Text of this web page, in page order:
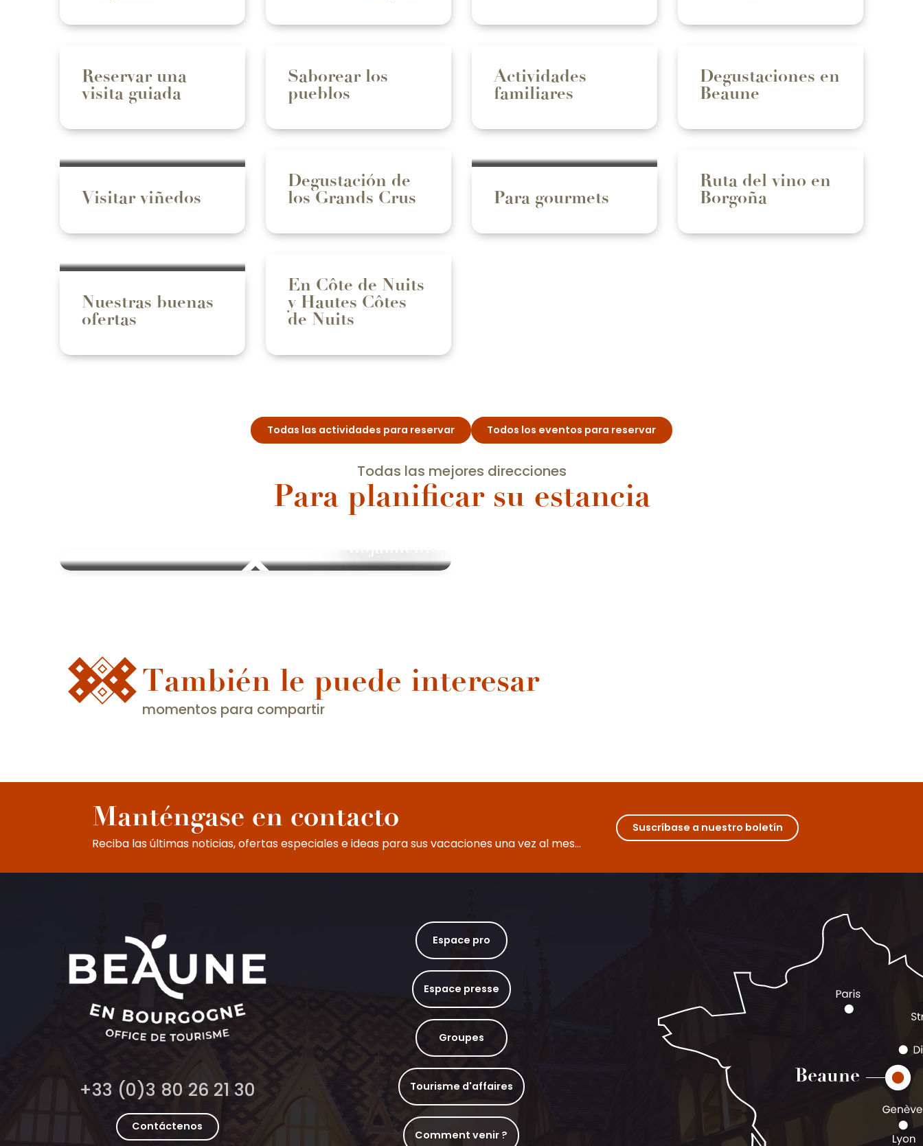
Reservar una
visita guiada
Saborear los
pueblos
Actividades
familiares
Degustaciones en
Beaune
Visitar viñedos
Degustación de
los Grands Crus
Para gourmets
Ruta del vino en
Borgoña
Nuestras buenas
ofertas
En Côte de Nuits
y Hautes Côtes
de Nuits
Todas las actividades para reservar Todos los eventos para reservar
Todas las mejores direcciones
Para planificar su estancia
Alojamiento
También le puede interesar
momentos para compartir
bodegas, comidas en casa de...
Degustaciones en las bodegas de Beaune,
Manténgase en contacto
Reciba las últimas noticias, ofertas especiales e ideas para sus vacaciones una vez al mes...
Suscríbase a nuestro boletín
+33 (0)3 80 26 21 30
Contáctenos
Espace pro
Espace presse
Groupes
Tourisme d'affaires
Comment venir ?